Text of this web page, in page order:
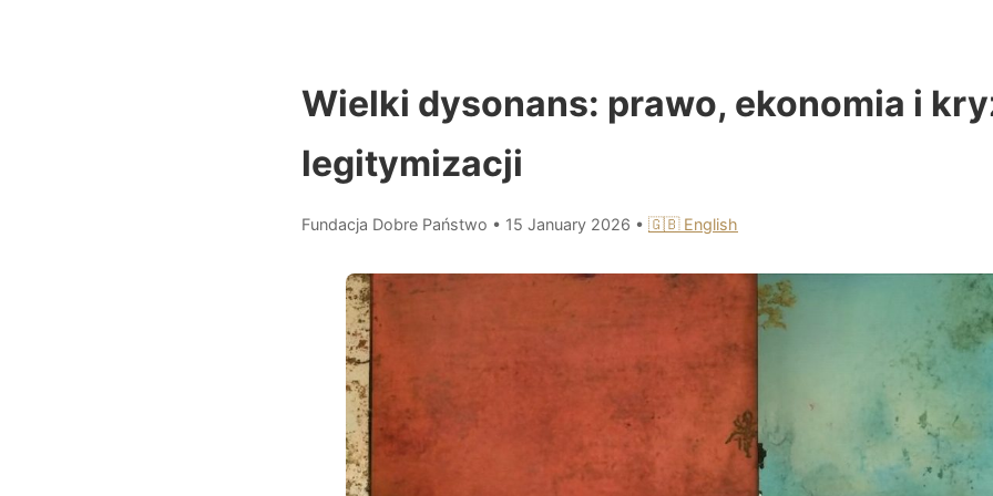
Wielki dysonans: prawo, ekonomia i
legitymizacji
Fundacja Dobre Państwo • 15 January 2026 • 🇬🇧 English